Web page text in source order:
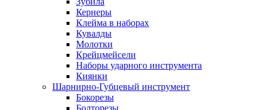
Кернеры
Клейма в наборах
Кувалды
Молотки
Крейцмейсели
Наборы ударного инструмента
Киянки
Шарнирно-Губцевый инструмент
Бокорезы
Болторезы